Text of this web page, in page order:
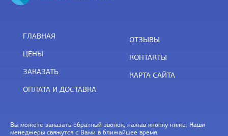
ГЛАВНАЯ
ЦЕНЫ
ЗАКАЗАТЬ
ОПЛАТА И ДОСТАВКА
ОТЗЫВЫ
КОНТАКТЫ
КАРТА САЙТА
Вы можете заказать обратный звонок, нажав кнопку ниже. Наши
менеджеры свяжутся с Вами в ближайшее время.